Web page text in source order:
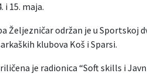
15. maja.
održan je u Sportskoj
klubova Koš i Sparsi.
je radionica “Soft skills i